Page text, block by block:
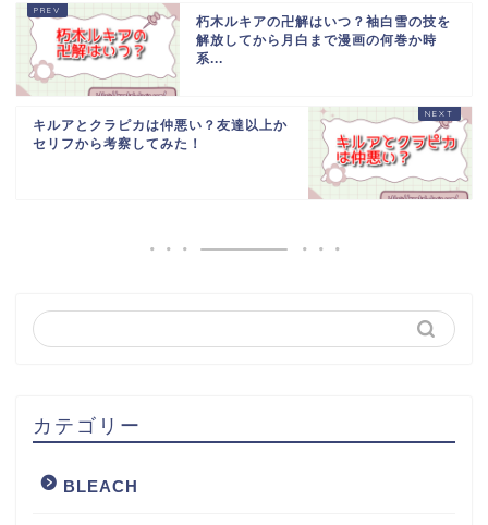
朽木ルキアの卍解はいつ？袖白雪の技を
解放してから月白まで漫画の何巻か時
系...
キルアとクラピカは仲悪い？友達以上か
セリフから考察してみた！
カテゴリー
BLEACH